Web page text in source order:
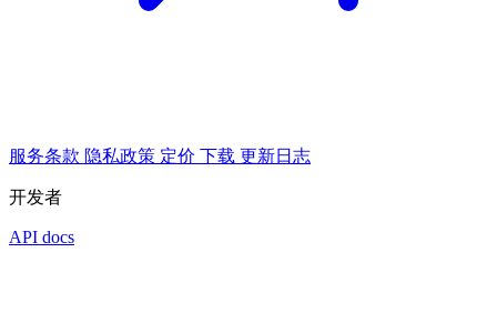
服务条款 隐私政策 定价 下载 更新日志
开发者
API docs